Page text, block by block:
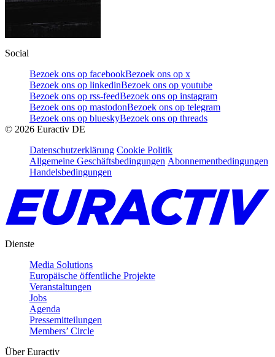
Social
Bezoek ons op facebookBezoek ons op x
Bezoek ons op linkedinBezoek ons op youtube
Bezoek ons op rss-feedBezoek ons op instagram
Bezoek ons op mastodonBezoek ons op telegram
Bezoek ons op blueskyBezoek ons op threads
© 2026 Euractiv DE
Datenschutzerklärung Cookie Politik
Allgemeine Geschäftsbedingungen Abonnementbedingungen
Handelsbedingungen
Dienste
Media Solutions
Europäische öffentliche Projekte
Veranstaltungen
Jobs
Agenda
Pressemitteilungen
Members’ Circle
Über Euractiv